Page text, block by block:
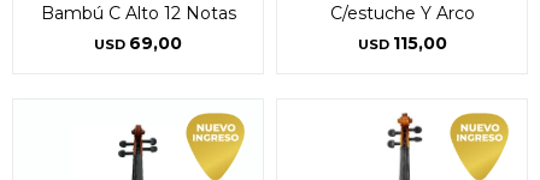
Bambú C Alto 12 Notas
USD 69,00
C/estuche Y Arco
USD 115,00